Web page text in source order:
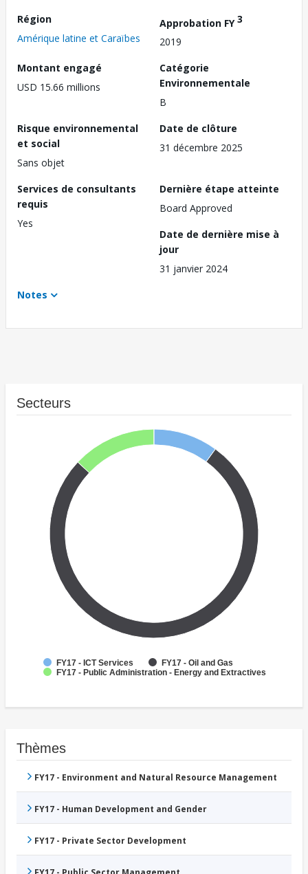
Région
Amérique latine et Caraïbes
Approbation FY3
2019
Montant engagé
USD 15.66 millions
Catégorie
Environnementale
B
Risque environnemental
et social
Sans objet
Date de clôture
31 décembre 2025
Services de consultants
requis
Yes
Dernière étape atteinte
Board Approved
Date de dernière mise à
jour
31 janvier 2024
Notes
Secteurs
FY17 - ICT Services
FY17 - Oil and Gas
FY17 - Public Administration - Energy and Extractives
Thèmes
FY17 - Environment and Natural Resource Management
FY17 - Human Development and Gender
FY17 - Private Sector Development